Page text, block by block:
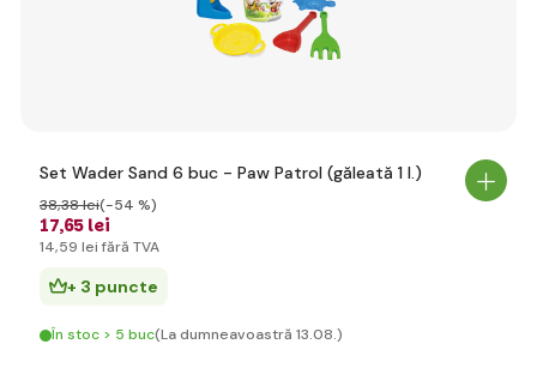
Set Wader Sand 6 buc - Paw Patrol (găleată 1 l.)
17,65 lei
38,38 lei(-54 %)
14,59 lei fără TVA
+ 3 puncte
În stoc > 5 buc(La dumneavoastră 13.08.)